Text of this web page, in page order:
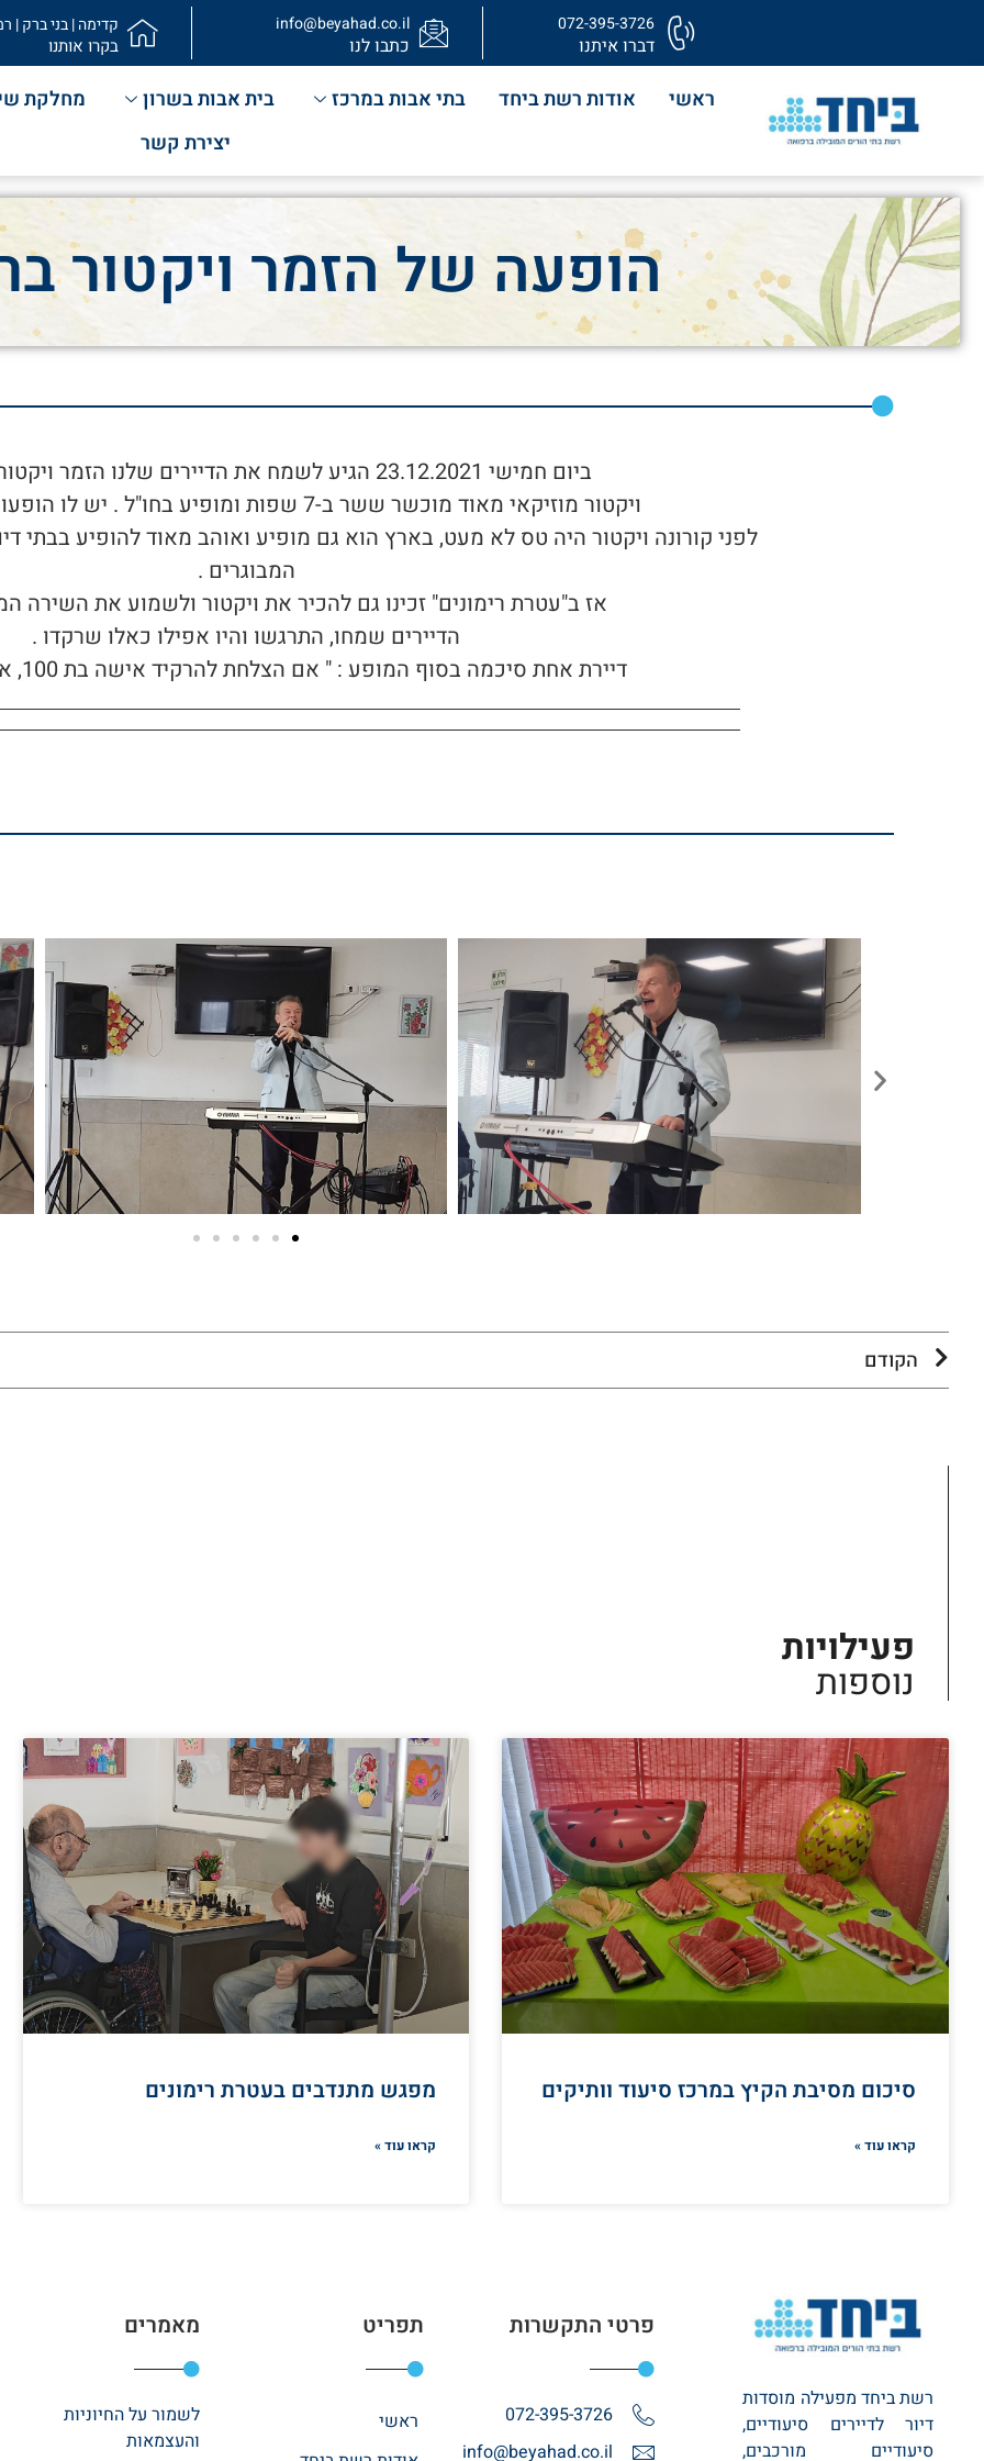
072-395-3726
דברו איתנו
info@beyahad.co.il
כתבו לנו
קדימה | בני ברק |
בקרו אותנו
ראשי אודות רשת ביחד בתי אבות במרכז בית אבות בשרון
מחלקת
יצירת קשר
הופעה של הזמר ויקטור
ביום חמישי 23.12.2021 הגיע לשמח את הדיירים שלנו הזמר ויקטור ברזינסקי .
ויקטור מוזיקאי מאוד מוכשר ששר ב-7 שפות ומופיע בחו"ל . יש לו הופעות במדינות רבות .
לפני קורונה ויקטור היה טס לא מעט, בארץ הוא גם מופיע ואוהב מאוד להופיע בבתי
המבוגרים .
אז ב"עטרת רימונים" זכינו גם להכיר את ויקטור ולשמוע את השירה
הדיירים שמחו, התרגשו והיו אפילו כאלו שרקדו .
דיירת אחת סיכמה בסוף המופע : " אם הצלחת להרקיד אישה בת 100, את שלך עשית !"
הקודם
פעילויות
נוספות
סיכום מסיבת הקיץ במרכז סיעוד וותיקים
קראו עוד »
מפגש מתנדבים בעטרת רימונים
קראו עוד »
רשת ביחד מפעילה מוסדות
דיור לדיירים סיעודיים,
סיעודיים מורכבים,
פרטי התקשרות
072-395-3726
info@beyahad.co.il
תפריט
ראשי
מאמרים
לשמור על החיוניות
והעצמאות